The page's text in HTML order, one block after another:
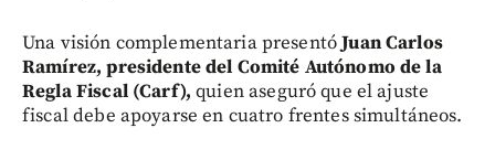
Una visión complementaria presentóJuan Carlos
Ramírez, presidente del Comité Autónomo de la
Regla Fiscal (Carf), quien aseguró que el ajuste
fiscal debe apoyarse en cuatro frentes simultáneos.